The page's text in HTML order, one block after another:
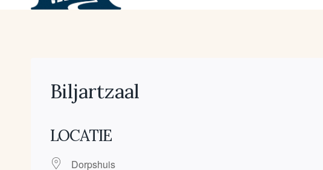
Biljartzaal
LOCATIE
Dorpshuis